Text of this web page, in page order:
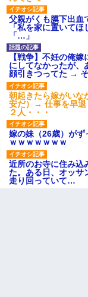
父親がくも膜下出
「私を家に置いて
「…」
【戦争】不妊の俺
にしてなかったが、
顔引きつってた →
朝起きたら嫁がい
安だ）→ 仕事を早退
２人・・・
嫁の妹（26歳）が
ｗｗｗｗｗｗｗ
近所のお寺に住み込
た。ある日、オッサ
走り回っていて…